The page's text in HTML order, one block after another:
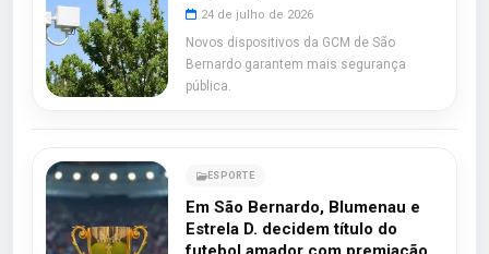
24 de julho de 2026
Novos dispositivos da GCM de São
Bernardo garantem mais segurança
pública.
ESPORTE
Em São Bernardo, Blumenau e
Estrela D. decidem título do